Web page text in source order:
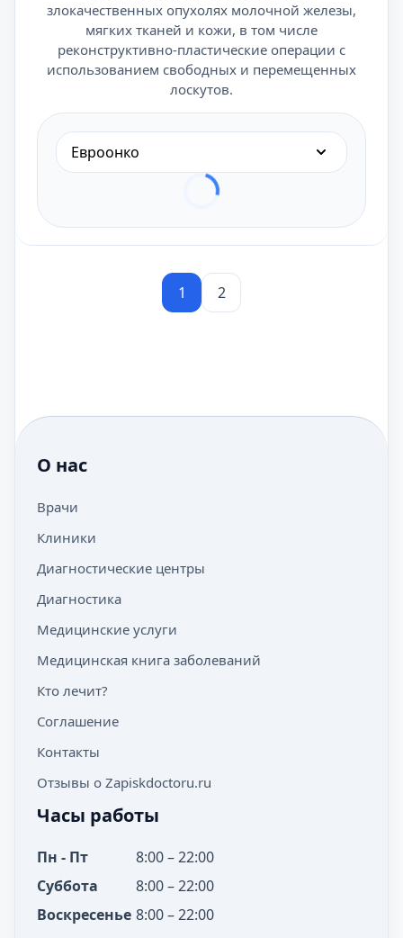
злокачественных опухолях молочной железы,
мягких тканей и кожи, в том числе
реконструктивно-пластические операции с
использованием свободных и перемещенных
лоскутов.
Евроонко
1 2
О нас
Врачи
Клиники
Диагностические центры
Диагностика
Медицинские услуги
Медицинская книга заболеваний
Кто лечит?
Соглашение
Контакты
Отзывы о Zapiskdoctoru.ru
Часы работы
Пн - Пт
8:00 – 22:00
Суббота
8:00 – 22:00
Воскресенье 8:00 – 22:00